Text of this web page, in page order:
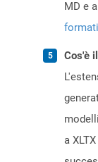
MD e
Cos'è
a